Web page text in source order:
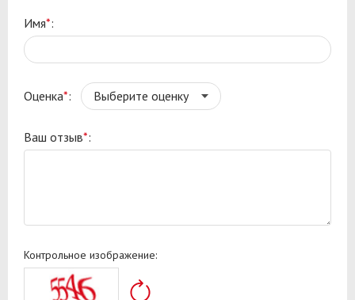
Имя*:
Оценка*:
Ваш отзыв*:
Контрольное изображение: